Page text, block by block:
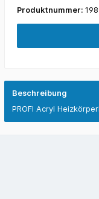
Produktnummer:
Beschreibung
PROFI Acryl